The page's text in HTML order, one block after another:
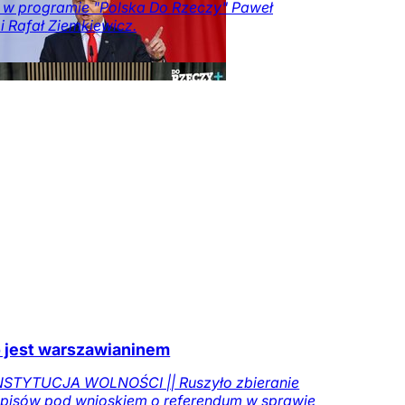
programie "Polska Do Rzeczy" Paweł
Rafał Ziemkiewicz.
jest warszawianinem
WOLNOŚCI || Ruszyło zbieranie
pod wnioskiem o referendum w sprawie